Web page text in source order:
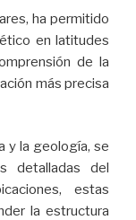
ha permitido
en latitudes
de la
más precisa
y la geología, se
detalladas del
estas
la estructura